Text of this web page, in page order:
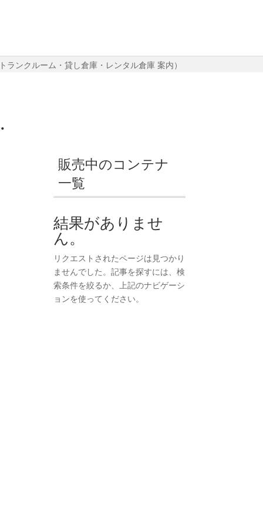
ランクルーム・貸し倉庫・レンタル倉庫 案内）
販売中のコンテナ
一覧
結果がありませ
ん。
リクエストされたページは見つかり
ませんでした。記事を探すには、検
索条件を絞るか、上記のナビゲーシ
ョンを使ってください。